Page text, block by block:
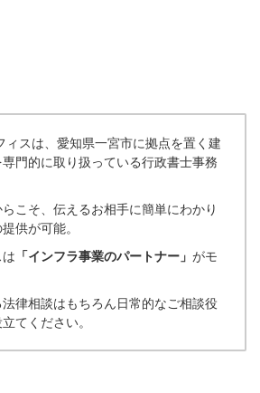
ィスは、愛知県一宮市に拠点を置く建
門的に取り扱っている行政書士事務
こそ、伝えるお相手に簡単にわかり
供が可能。
「インフラ事業のパートナー」 がモ
律相談はもちろん日常的なご相談役
てください。